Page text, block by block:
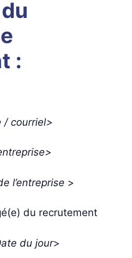
:
/ courriel>
l’entreprise >
du recrutement
du jour>